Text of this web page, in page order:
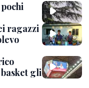
ragazzi
gli